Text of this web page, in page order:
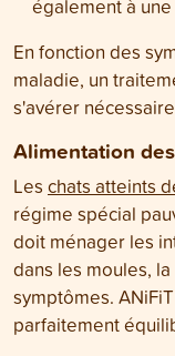
également à
En fonction des
maladie, un
s'avérer
Alimentation
Les chats atteints
régime spécial
doit ménager les
dans les moules,
symptômes.
parfaitement